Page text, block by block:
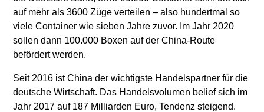
auf mehr als 3600 Züge verteilen – also hundertmal so
viele Container wie sieben Jahre zuvor. Im Jahr 2020
sollen dann 100.000 Boxen auf der China-Route
befördert werden.
Seit 2016 ist China der wichtigste Handelspartner für die
deutsche Wirtschaft. Das Handelsvolumen belief sich im
Jahr 2017 auf 187 Milliarden Euro, Tendenz steigend.